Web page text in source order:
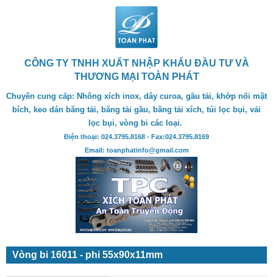
CÔNG TY TNHH XUẤT NHẬP KHẨU ĐẦU TƯ VÀ
THƯƠNG MẠI TOÀN PHÁT
Chuyên cung cấp: Nhông xích inox, dây curoa, gầu tải, khớp nối mặt
bích, keo dán băng tải, băng tải gầu, băng tải xích, túi lọc bụi, vải
lọc bụi, vòng bi các loại.
Điện thoại: 024.3795.8168 - Fax:024.3795.8169
Email: toanphatinfo@gmail.com
Vòng bi 16011 - phi 55x90x11mm